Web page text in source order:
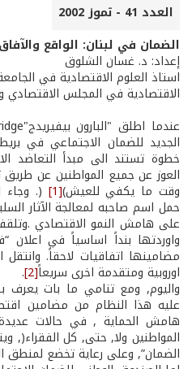
العدد 41 - تموز 2002
الضمان في لبنان: الواقع والآفاق
إعداد: د. غسان الشلوق
استاذ العلوم الاقتصادية في الجامعة
الاقتصادية في المجلس الاقتصادي
خطوة تستند الى مبدأ التعاضد
العوز عن جميع المواطنين عن
وقت ما يكفي للعيش)[1] (. وجاء
حمل اسم صاحبه لمعالجة الآثار
على هامش النمو الاقتصادي
اوروبية ومتقدمة اخرى سريعاً[2]
.
واليوم, ومع تنامي ما بات يعرف
عليه هذا النظام من مضامين
هامش الحماية , في حالات
المواطنين ولا, حتى, كل الفقراء(,
الضمان”, وعلى رعاية تخضع لمنطق